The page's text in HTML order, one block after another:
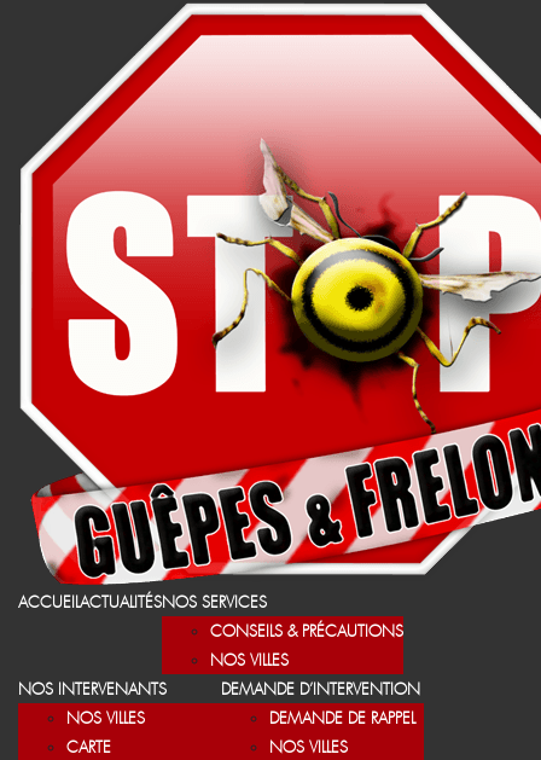
ACCUEILACTUALITÉSNOS SERVICES
CONSEILS & PRÉCAUTIONS
NOS VILLES
NOS INTERVENANTS
NOS VILLES
CARTE
DEMANDE D’INTERVENTION
DEMANDE DE RAPPEL
NOS VILLES